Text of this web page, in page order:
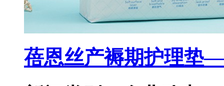
蓓恩丝产褥期护理垫